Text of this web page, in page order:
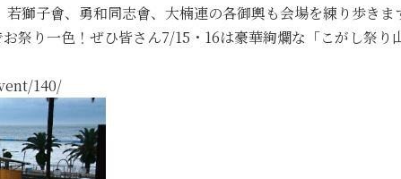
獅子會、勇和同志會、大楠連の各御輿も会場を練り歩きま
祭り一色！ぜひ皆さん7/15・16は豪華絢爛な「こがし祭
140/